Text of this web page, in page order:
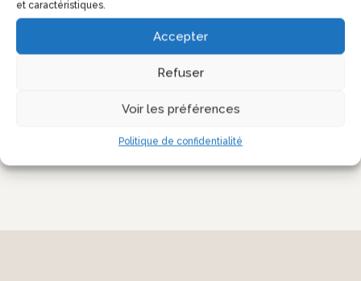
et caractéristiques.
Accepter
Refuser
Voir les préférences
Politique de confidentialité
l’élégance à l’excès
et veille à
chaque visage.